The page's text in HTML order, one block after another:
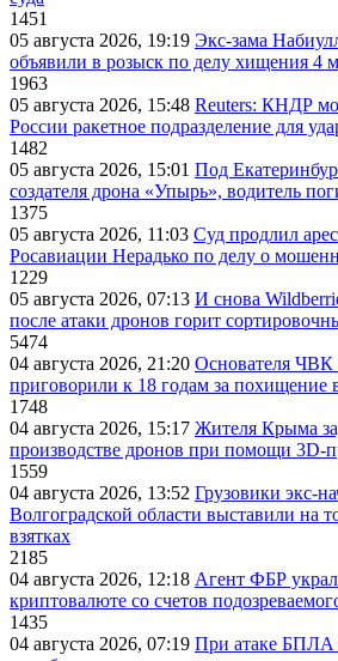
1451
05 августа 2026, 19:19 Экс-зама
объявили в розыск по делу хищения 4
1963
05 августа 2026, 15:48 Reuters: КНДР
России ракетное подразделение для
1482
05 августа 2026, 15:01 Под
создателя дрона «Упырь», водитель
1375
05 августа 2026, 11:03 Суд продлил
Росавиации Нерадько по делу о
1229
05 августа 2026, 07:13 И снова
после атаки дронов горит
5474
04 августа 2026, 21:20 Основателя
приговорили к 18 годам за похищение
1748
04 августа 2026, 15:17 Жителя Крыма
производстве дронов при помощи
1559
04 августа 2026, 13:52 Грузовики экс-
Волгоградской области выставили на
взятках
2185
04 августа 2026, 12:18 Агент ФБР
криптовалюте со счетов
1435
04 августа 2026, 07:19 При атаке БПЛА